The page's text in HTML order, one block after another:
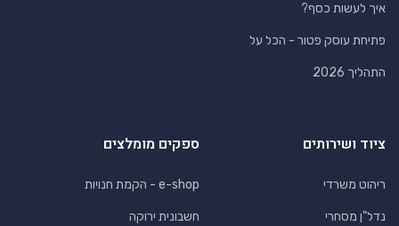
איך לעשות כסף?
פתיחת עוסק פטור - הכל על
התהליך 2026
ציוד ושירותים
ריהוט משרדי
נדל"ן מסחרי
ספקים מומלצים
e-shop - הקמת חנויות
חשבונית ירוקה